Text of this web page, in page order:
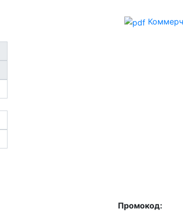
Промокод: